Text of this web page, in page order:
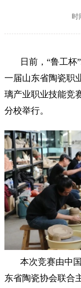
时
日前，“鲁工
一届山东省陶瓷职
璃产业职业技能竞
分校举行。
本次竞赛由中
东省陶瓷协会联合